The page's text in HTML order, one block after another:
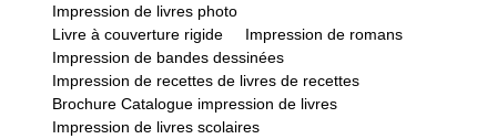
Impression de livres photo
Livre à couverture rigide
Impression de romans
Impression de bandes dessinées
Impression de recettes de livres de recettes
Brochure Catalogue impression de livres
Impression de livres scolaires